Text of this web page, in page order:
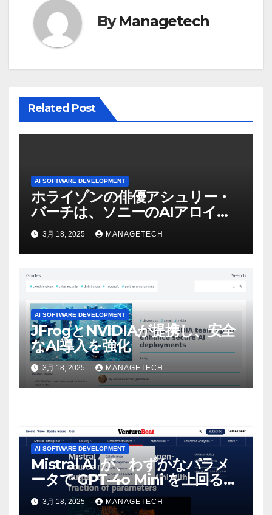
ゲ
ー
シ
ン
ByManagetech
Related Post
AI SOFTWARE DEVELOPMENT
ホライゾンの俳優アシュリー・
バーチは、ソニーのAIアロイの
ビデオを見て「ゲームパフォー
マンスという芸術形式に不安を
感じた」と語る – IGN
3月 18, 2025 MANAGETECH
AI SOFTWARE DEVELOPMENT
JFrogとNVIDIAが提携し、安全
なAI導入を強化
3月 18, 2025 MANAGETECH
AI SOFTWARE DEVELOPMENT
Mistral AI が、わずかなパラメ
ータで GPT-4o Mini を上回る新
しいオープンソース モデルをリ
リース | VentureBeat
3月 18, 2025 MANAGETECH